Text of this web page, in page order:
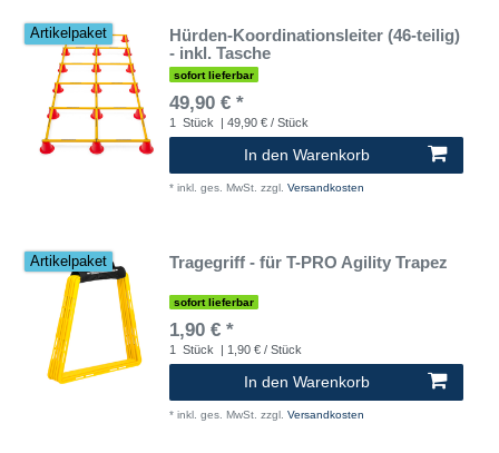
Artikelpaket
Hürden-Koordinationsleiter (46-teilig)
- inkl. Tasche
sofort lieferbar
49,90 € *
1 Stück | 49,90 € / Stück
In den Warenkorb
* inkl. ges. MwSt. zzgl. Versandkosten
Artikelpaket Tragegriff - für T-PRO Agility Trapez
sofort lieferbar
1,90 € *
1 Stück | 1,90 € / Stück
In den Warenkorb
* inkl. ges. MwSt. zzgl. Versandkosten